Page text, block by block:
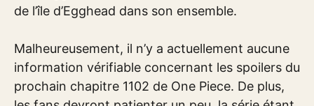
de l’île d’Egghead dans son ensemble.
Malheureusement, il n’y a actuellement aucune
information vérifiable concernant les spoilers du
prochain chapitre 1102 de One Piece. De plus,